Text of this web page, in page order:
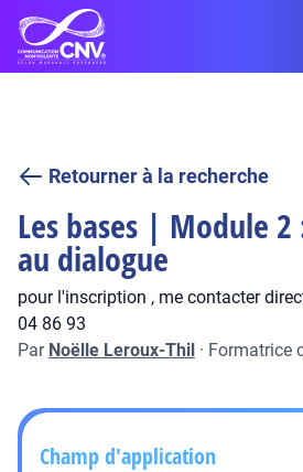
Retourner à la recherche
Les bases | Module
au dialogue
pour l'inscription , me contacter
04 86 93
Par Noëlle Leroux-Thil · Formatrice
Champ d'application